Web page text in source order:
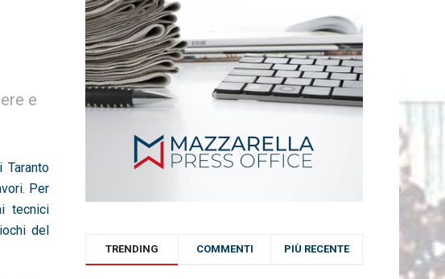
e
Taranto
Per
tecnici
del
TRENDING COMMENTI PIÙ RECENTE